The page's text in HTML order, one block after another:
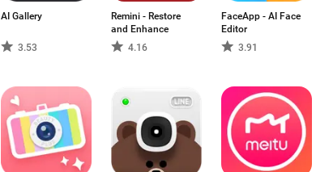
AI Gallery
3.53
Remini - Restore
and Enhance
4.16
FaceApp - AI Face
Editor
3.91